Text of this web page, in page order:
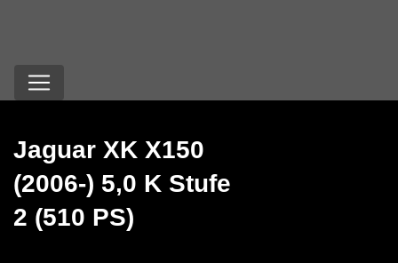
Jaguar XK X150
(2006-) 5,0 K Stufe
2 (510 PS)